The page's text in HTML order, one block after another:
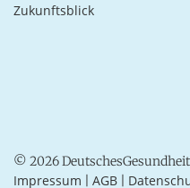
Zukunftsblick
© 2026
Impressum AGB